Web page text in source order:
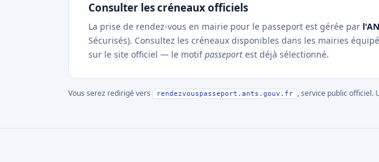
Consulter les créneaux officiels
La prise de rendez-vous en mairie pour le passeport est gérée par
Sécurisés). Consultez les créneaux disponibles dans les mairies
sur le site officiel — le motifpasseport est déjà sélectionné.
Vous serez redirigé vers rendezvouspasseport.ants.gouv.fr , service public officiel.